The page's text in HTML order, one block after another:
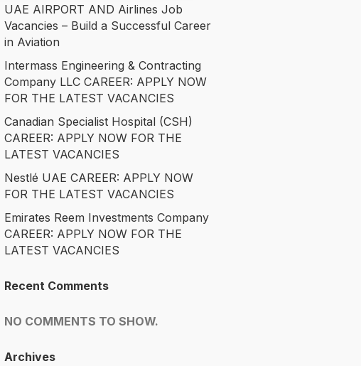
UAE AIRPORT AND Airlines Job
Vacancies – Build a Successful Career
in Aviation
Intermass Engineering & Contracting
Company LLC CAREER: APPLY NOW
FOR THE LATEST VACANCIES
Canadian Specialist Hospital (CSH)
CAREER: APPLY NOW FOR THE
LATEST VACANCIES
Nestlé UAE CAREER: APPLY NOW
FOR THE LATEST VACANCIES
Emirates Reem Investments Company
CAREER: APPLY NOW FOR THE
LATEST VACANCIES
Recent Comments
NO COMMENTS TO SHOW.
Archives